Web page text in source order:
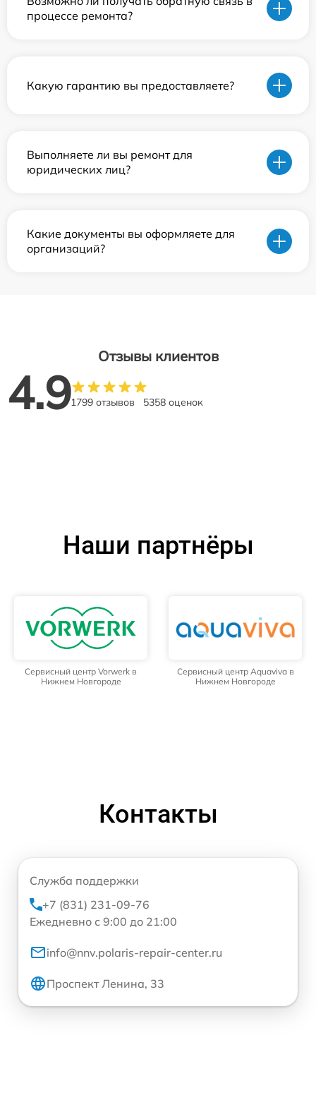
процессе ремонта?
Какую гарантию вы предоставляете?
Выполняете ли вы ремонт для
юридических лиц?
Какие документы вы оформляете для
организаций?
Отзывы клиентов
4.91799 отзывов 5358 оценок
Наши партнёры
Сервисный центр Vorwerk в
Нижнем Новгороде
Сервисный центр Aquaviva в
Нижнем Новгороде
Контакты
Служба поддержки
+7 (831) 231-09-76
Ежедневно с 9:00 до 21:00
info@nnv.polaris-repair-center.ru
Проспект Ленина, 33